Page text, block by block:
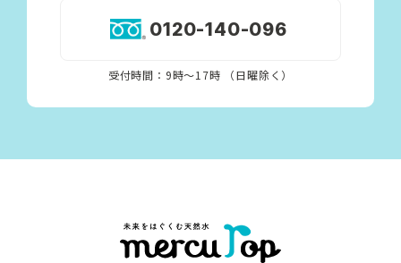
0120-140-096
受付時間：9時〜17時 （日曜除く）